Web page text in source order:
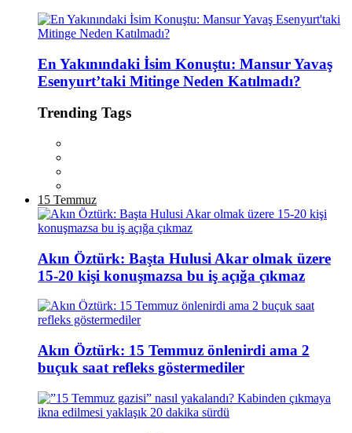
En Yakınındaki İsim Konuştu: Mansur Yavaş
Esenyurt’taki Mitinge Neden Katılmadı?
Trending Tags
15 Temmuz
Akın Öztürk: Başta Hulusi Akar olmak üzere
15-20 kişi konuşmazsa bu iş açığa çıkmaz
Akın Öztürk: 15 Temmuz önlenirdi ama 2
buçuk saat refleks göstermediler